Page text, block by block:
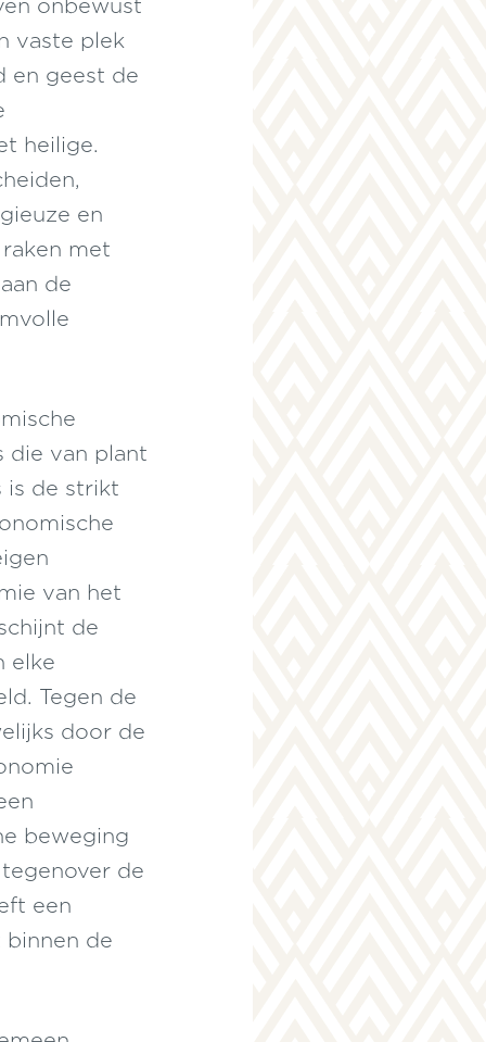
onbewust
vaste plek
en geest de
heilige.
en
met
de
die van plant
is de strikt
van het
de
elke
Tegen de
door de
beweging
de
een
binnen de